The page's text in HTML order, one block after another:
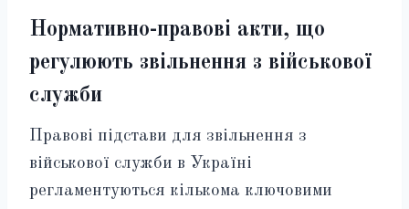
Нормативно-правові акти, що
регулюють звільнення з військової
служби
Правові підстави для звільнення з
військової служби в Україні
регламентуються кількома ключовими